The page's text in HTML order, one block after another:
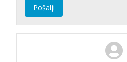
Pošalji